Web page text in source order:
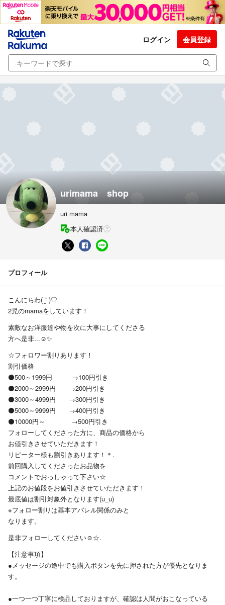
ログイン 会員登録
urimama shop
uri mama
本人確認済
プロフィール
こんにちわ( ¨̮ )♡
2児のmamaをしています！
素敵なお洋服達や物を次に大事にしてくださる
方へ是非...☺︎✨
☆フォロワー割りあります！
割引価格
⚫️500～1999円 →100円引き
⚫2000～2999円 →200円引き
⚫3000～4999円 →300円引き
⚫5000～9999円 →400円引き
⚫10000円～ →500円引き
フォローしてくださった方に、商品の価格から
お値引きさせていただきます！
リピーター様も割引きあります！＊.
前回購入してくださったお品物を
コメントでおっしゃって下さい☆
上記のお値段をお値引きさせていただきます！
最底値は割引対象外となります(u_u)
※フォロー割りは基本アパレル関係のみと
なります。
是非フォローしてください☺︎☆.
【注意事項】
●メッセージの途中でも購入ボタンを先に押された方が優先となりま
す。
●一つ一つ丁寧に検品しておりますが、確認は人間がおこなっている